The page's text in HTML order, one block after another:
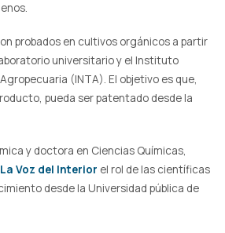
probados en cultivos orgánicos a partir
universitario y el Instituto
(INTA). El objetivo es que,
pueda ser patentado desde la
y doctora en Ciencias Químicas,
La Voz del Interior el rol de las científicas
desde la Universidad pública de